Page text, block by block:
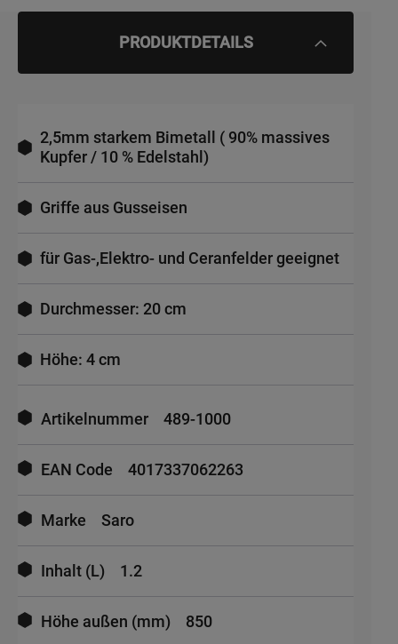
PRODUKTDETAILS
2,5mm starkem Bimetall ( 90% massives
Kupfer / 10 % Edelstahl)
Griffe aus Gusseisen
für Gas-,Elektro- und Ceranfelder geeignet
Durchmesser: 20 cm
Höhe: 4 cm
Informationen
Artikelnummer 489-1000
EAN Code 4017337062263
Marke Saro
Inhalt (L) 1.2
Höhe außen (mm) 850